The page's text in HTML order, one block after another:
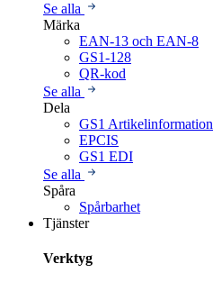
Se alla
Märka
EAN-13 och EAN-8
GS1-128
QR-kod
Se alla
Dela
GS1 Artikelinformation
EPCIS
GS1 EDI
Se alla
Spåra
Spårbarhet
Tjänster
Verktyg